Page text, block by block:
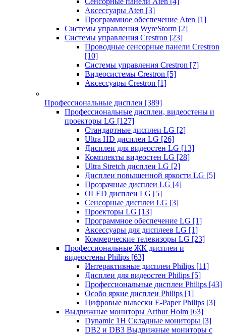
Аксессуары Aten [3]
Программное обеспечение Aten [1]
Системы управления WyreStorm [2]
Системы управления Crestron [23]
Проводные сенсорные панели Crestron
[10]
Системы управления Crestron [7]
Видеосистемы Crestron [5]
Аксессуары Crestron [1]
Профессиональные дисплеи [389]
Профессиональные дисплеи, видеостены и
проекторы LG [127]
Стандартные дисплеи LG [2]
Ultra HD дисплеи LG [26]
Дисплеи для видеостен LG [13]
Комплекты видеостен LG [28]
Ultra Stretch дисплеи LG [2]
Дисплеи повышенной яркости LG [5]
Прозрачные дисплеи LG [4]
OLED дисплеи LG [5]
Сенсорные дисплеи LG [3]
Проекторы LG [13]
Программное обеспечение LG [1]
Аксессуары для дисплеев LG [1]
Коммерческие телевизоры LG [23]
Профессиональные ЖК дисплеи и
видеостены Philips [63]
Интерактивные дисплеи Philips [11]
Дисплеи для видеостен Philips [5]
Профессиональные дисплеи Philips [43]
Особо яркие дисплеи Philips [1]
Цифровые вывески E-Paper Philips [3]
Выдвижные мониторы Arthur Holm [63]
Dynamic 1Н Складные мониторы [3]
DB2 и DB3 Выдвижные мониторы с